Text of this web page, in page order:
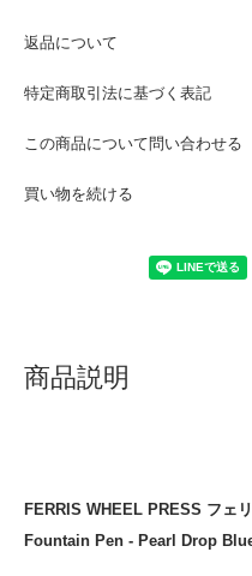
返品について
特定商取引法に基づく表記
この商品について問い合わせる
買い物を続ける
商品説明
FERRIS WHEEL PRESS フェ
Fountain Pen - Pearl Drop